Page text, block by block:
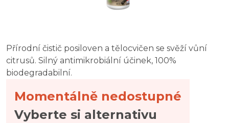
Přírodní čistič posiloven a tělocvičen se svěží vůní
citrusů. Silný antimikrobiální účinek, 100%
biodegradabilní.
Momentálně nedostupné
Vyberte si alternativu